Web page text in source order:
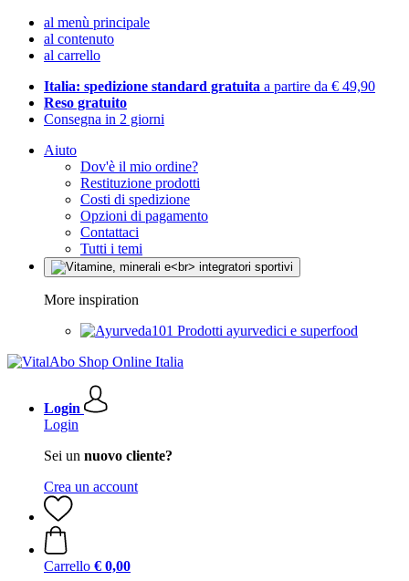
al menù principale
al contenuto
al carrello
Italia: spedizione standard gratuita a partire da € 49,90
Reso gratuito
Consegna in 2 giorni
Aiuto
Dov'è il mio ordine?
Restituzione prodotti
Costi di spedizione
Opzioni di pagamento
Contattaci
Tutti i temi
More inspiration
Prodotti ayurvedici e superfood
Login
Login
Sei un nuovo cliente?
Crea un account
Carrello € 0,00